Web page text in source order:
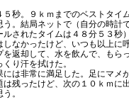
５秒。９ｋｍまでのベストタイ
。結局ネットで（自分の時計
されたタイムは４８分５３秒）
なかったけど、いつも以上に
を返却して、水を飲んで、もら
り汗を拭けた。
には非常に満足した。足にマメ
は残ったけど、次の１０ｋｍに
。